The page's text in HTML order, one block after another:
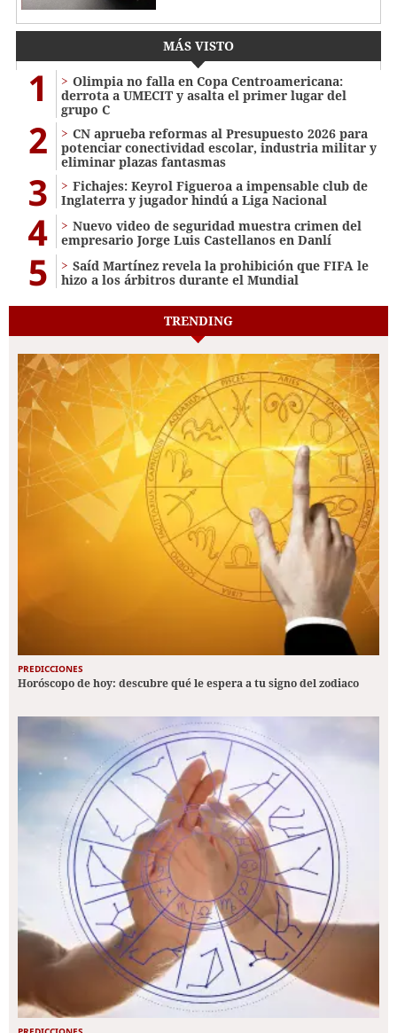
MÁS VISTO
1
Olimpia no falla en Copa Centroamericana:
derrota a UMECIT y asalta el primer lugar del
grupo C
2
CN aprueba reformas al Presupuesto 2026 para
potenciar conectividad escolar, industria militar y
eliminar plazas fantasmas
3
Fichajes: Keyrol Figueroa a impensable club de
Inglaterra y jugador hindú a Liga Nacional
4
Nuevo video de seguridad muestra crimen del
empresario Jorge Luis Castellanos en Danlí
5
Saíd Martínez revela la prohibición que FIFA le
hizo a los árbitros durante el Mundial
TRENDING
PREDICCIONES
Horóscopo de hoy: descubre qué le espera a tu signo del zodiaco